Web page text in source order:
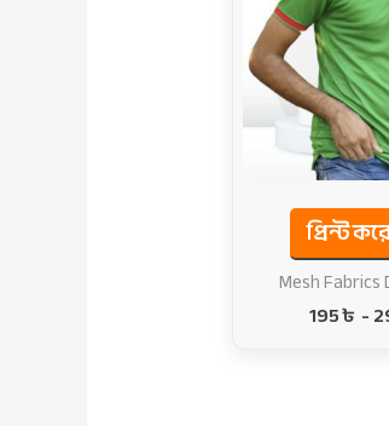
প্রিন্ট
Mesh Fabrics
195৳ -